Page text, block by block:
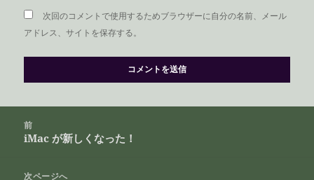
次回のコメントで使用するためブラウザーに自分の名前、メール
アドレス、サイトを保存する。
前
前
投
iMac が新しくなった！
次ページへ